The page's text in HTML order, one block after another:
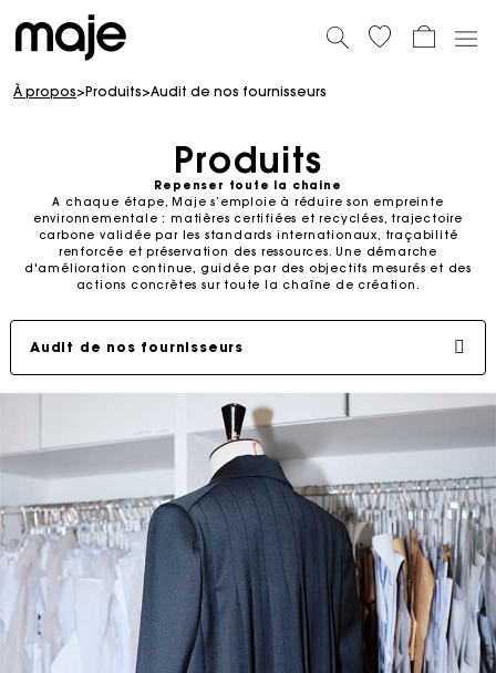
À propos>Produits>Audit de nos fournisseurs
Produits
Repenser toute la chaine
A chaque étape, Maje s’emploie à réduire son empreinte
environnementale : matières certifiées et recyclées, trajectoire
carbone validée par les standards internationaux, traçabilité
renforcée et préservation des ressources. Une démarche
d'amélioration continue, guidée par des objectifs mesurés et des
actions concrètes sur toute la chaîne de création.
Matières moins impactantes
Projets environnementaux
Traçabilité
Audit de nos fournisseurs